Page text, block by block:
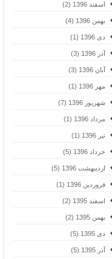
اسفند 1396 (2)
بهمن 1396 (4)
دی 1396 (1)
آذر 1396 (3)
آبان 1396 (3)
مهر 1396 (1)
شهریور 1396 (7)
مرداد 1396 (1)
تیر 1396 (1)
خرداد 1396 (5)
اردیبهشت 1396 (5)
فروردین 1396 (1)
اسفند 1395 (2)
بهمن 1395 (2)
دی 1395 (5)
آذر 1395 (5)